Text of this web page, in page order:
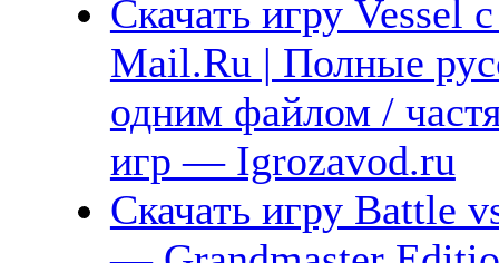
Скачать игру Vessel
Mail.Ru | Полные
одним файлом /
игр — Igrozavod.ru
Скачать игру Battle